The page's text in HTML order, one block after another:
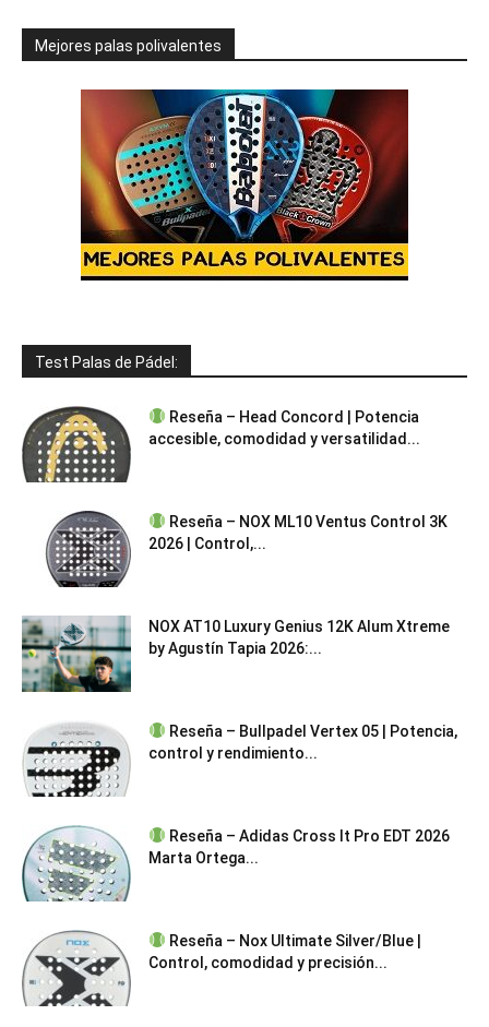
Mejores palas polivalentes
Test Palas de Pádel:
Reseña – Head Concord | Potencia
accesible, comodidad y versatilidad...
Reseña – NOX ML10 Ventus Control 3K
2026 | Control,...
NOX AT10 Luxury Genius 12K Alum Xtreme
by Agustín Tapia 2026:...
Reseña – Bullpadel Vertex 05 | Potencia,
control y rendimiento...
Reseña – Adidas Cross It Pro EDT 2026
Marta Ortega...
Reseña – Nox Ultimate Silver/Blue |
Control, comodidad y precisión...